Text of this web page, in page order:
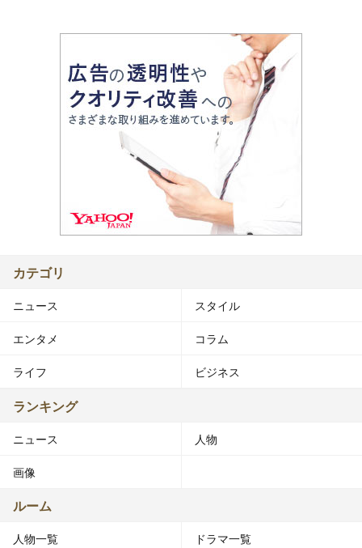
カテゴリ
ニュース スタイル
エンタメ コラム
ライフ ビジネス
ランキング
ニュース 人物
画像
ルーム
人物一覧 ドラマ一覧